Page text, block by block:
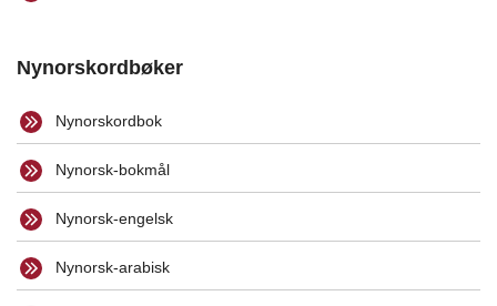
Nynorskordbøker
Nynorskordbok
Nynorsk-bokmål
Nynorsk-engelsk
Nynorsk-arabisk